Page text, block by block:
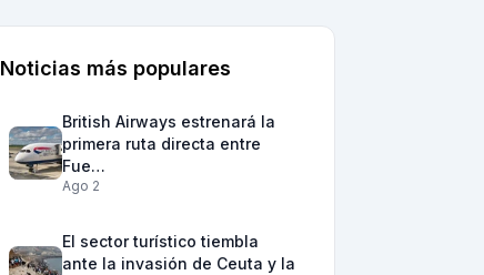
Noticias más populares
British Airways estrenará la
primera ruta directa entre
Fue…
Ago 2
El sector turístico tiembla
ante la invasión de Ceuta y la